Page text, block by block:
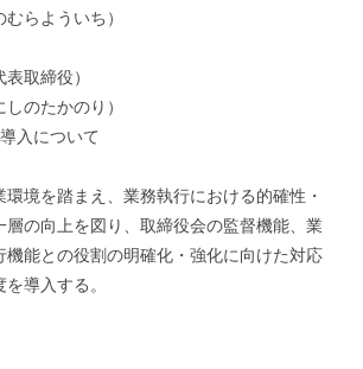
らよういち）
取締役）
のたかのり）
入について
境を踏まえ、業務執行における的確性・
層の向上を図り、取締役会の監督機能、業
機能との役割の明確化・強化に向けた対応
導入する。